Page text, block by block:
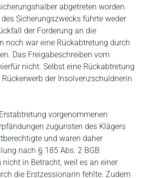
abgetreten worden.
Sicherungszwecks führte weder
der Forderung an die
noch war eine Rückabtretung durch
Das Freigabeschreiben vom
nicht. Selbst eine Rückabtretung
der Insolvenzschuldnerin
vorgenommenen
zugunsten des Klägers
und waren daher
nach § 185 Abs. 2 BGB
in Betracht, weil es an einer
die Erstzessionarin fehlte. Zudem